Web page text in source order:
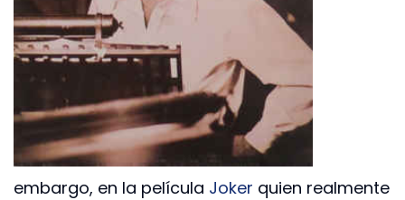
embargo, en la película Joker quien realmente